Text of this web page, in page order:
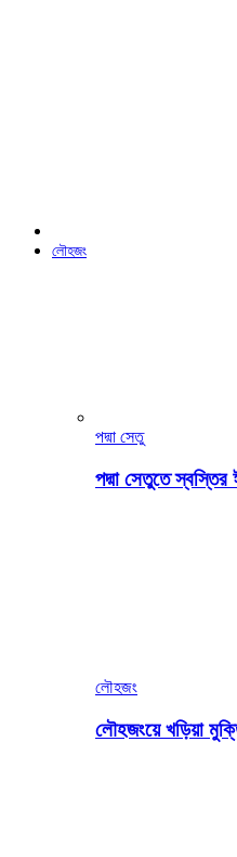
লৌহজং
পদ্মা সেতু
পদ্মা সেতুতে
লৌহজং
লৌহজংয়ে খড়িয়া